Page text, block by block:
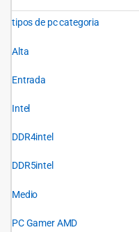
tipos de pc categoria
Alta
Entrada
Intel
DDR4intel
DDR5intel
Medio
PC Gamer AMD